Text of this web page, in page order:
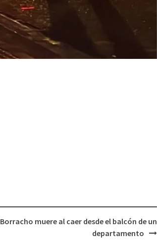
Borracho muere al caer desde el balcón de un
departamento